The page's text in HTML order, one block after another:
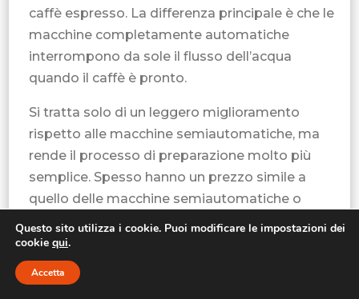
caffè espresso. La differenza principale è che le
macchine completamente automatiche
interrompono da sole il flusso dell’acqua
quando il caffè è pronto.
Si tratta solo di un leggero miglioramento
rispetto alle macchine semiautomatiche, ma
rende il processo di preparazione molto più
semplice. Spesso hanno un prezzo simile a
quello delle macchine semiautomatiche o
E
Cappuccinatore Elettrico Super-
Automatico
Questo sito utilizza i cookie. Puoi modificare le impostazioni dei
cookie qui.
Accetta